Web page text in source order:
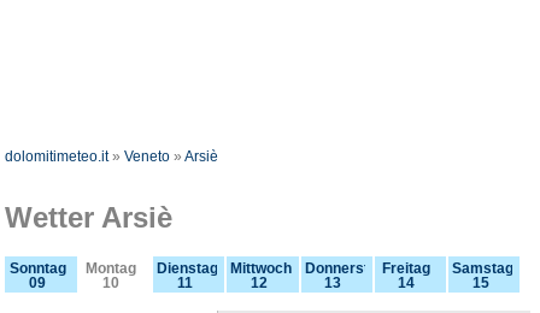
dolomitimeteo.it»Veneto »Arsiè
Wetter Arsiè
Sonntag
09
Montag
10
Dienstag
11
Mittwoch
12
Donnerstag
13
Freitag
14
Samstag
15